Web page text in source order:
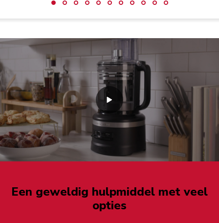
Een geweldig hulpmiddel met veel
opties